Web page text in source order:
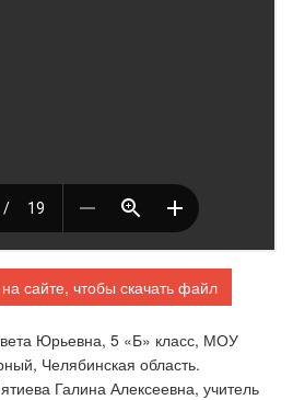
сайте, чтобы скачать файл
Юрьевна, 5 «Б» класс, МОУ
Челябинская область.
Галина Алексеевна, учитель